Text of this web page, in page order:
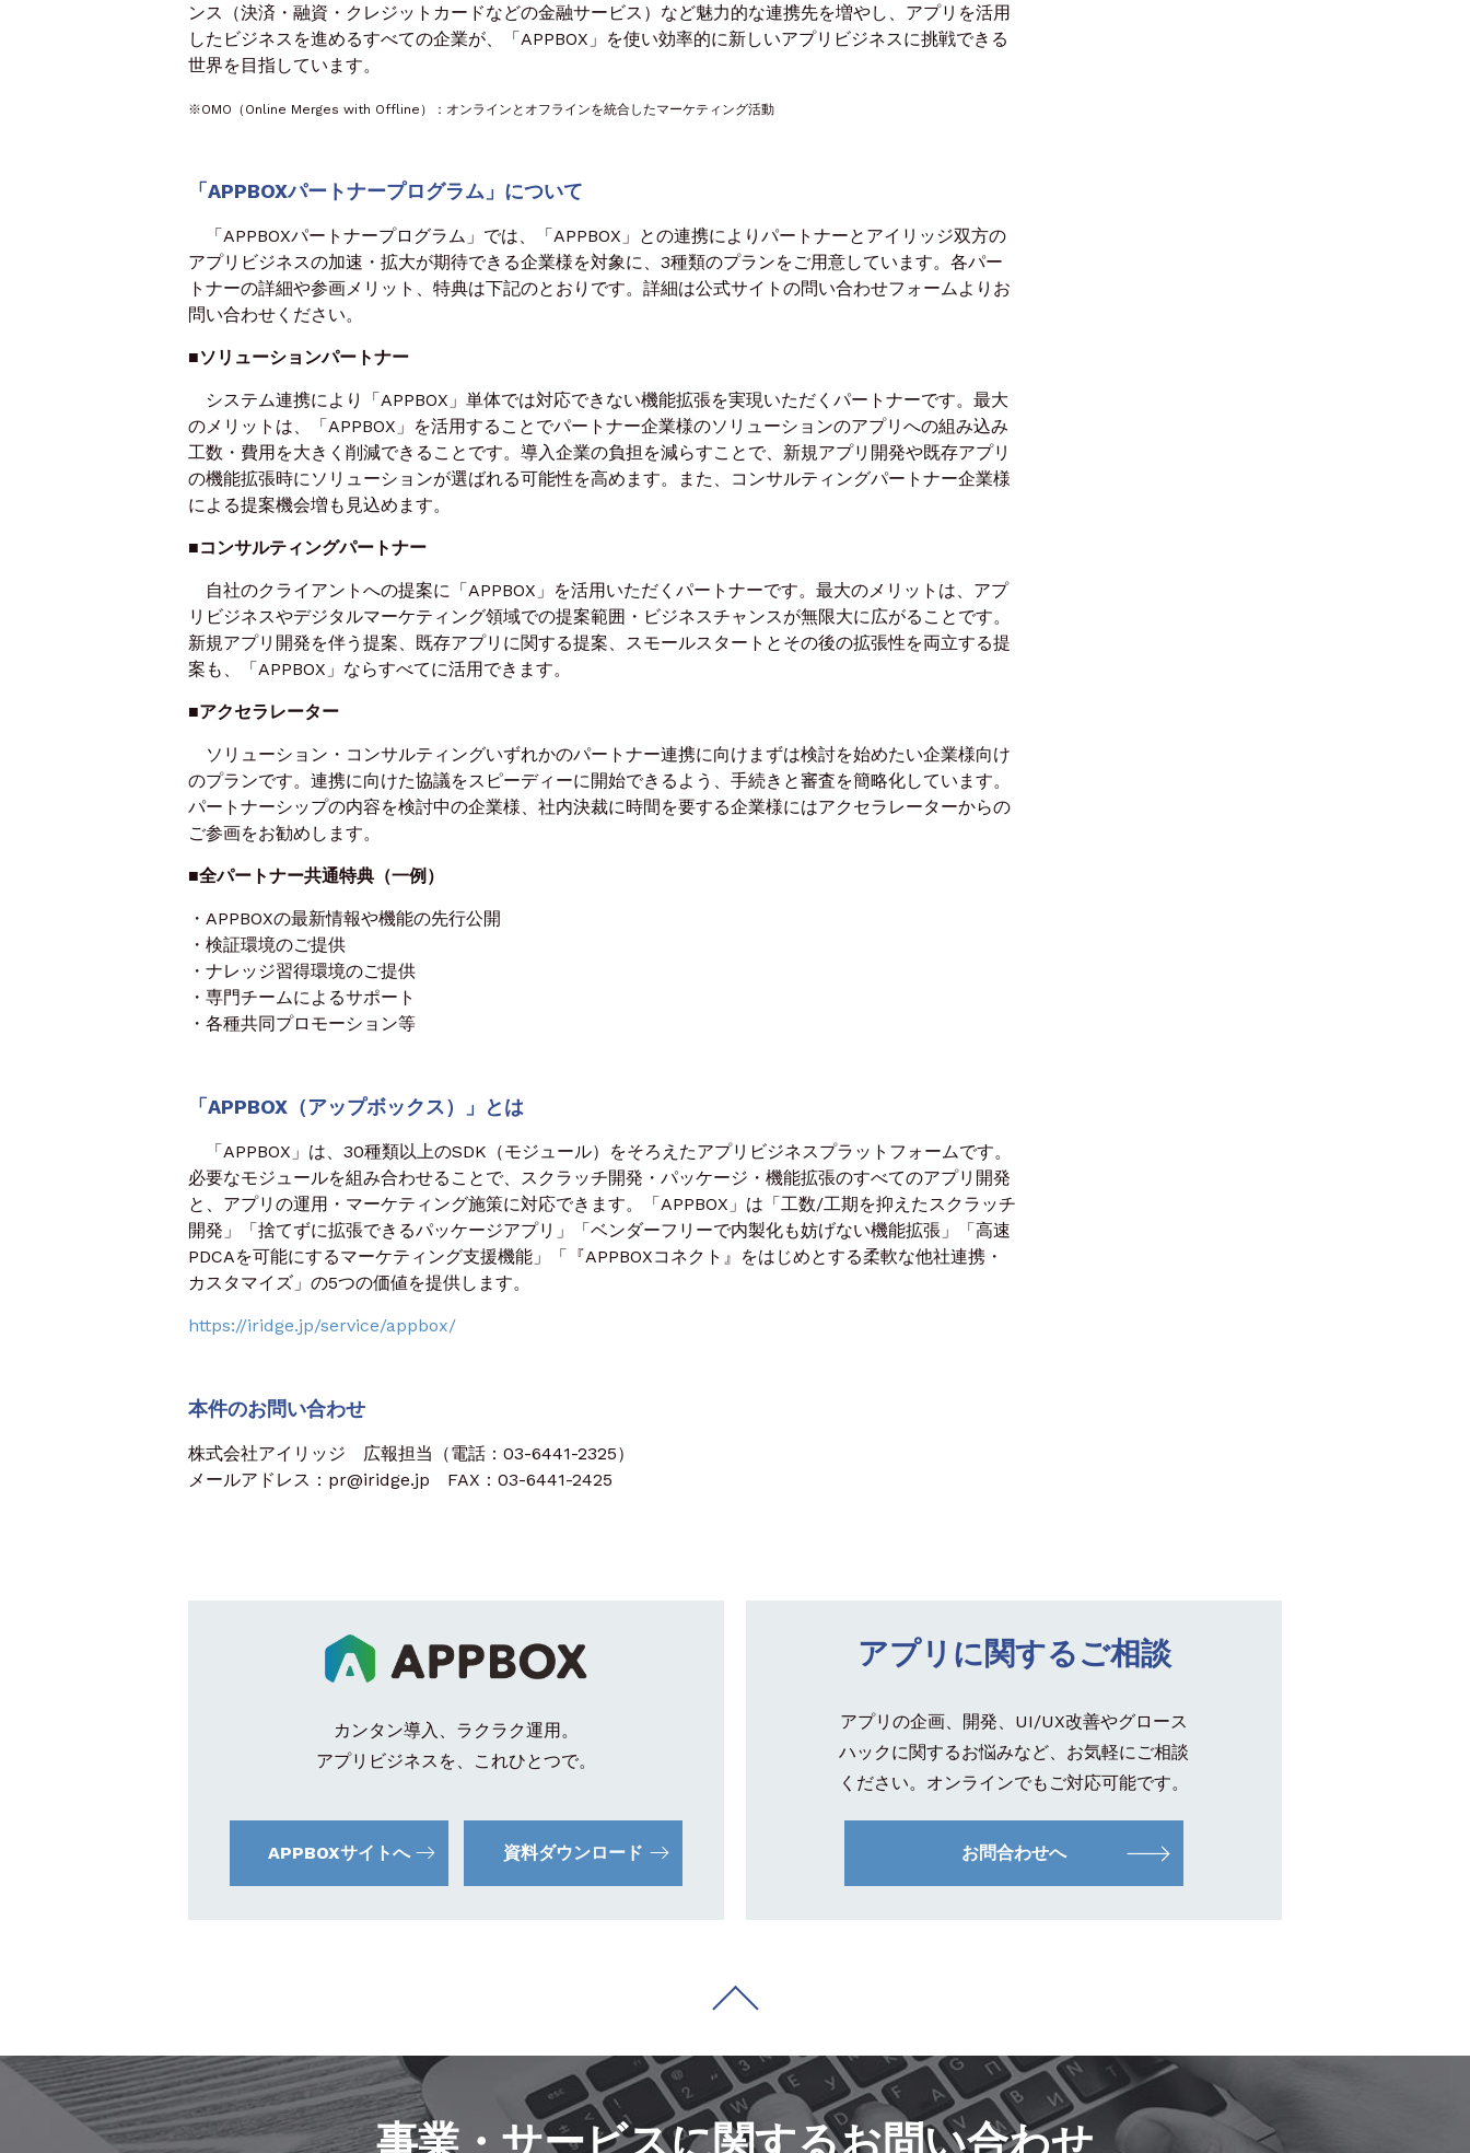
ンス（決済・融資・クレジットカードなどの金融サービス）など魅力的な連携先を増やし、アプリを活用
したビジネスを進めるすべての企業が、「APPBOX」を使い効率的に新しいアプリビジネスに挑戦できる
世界を目指しています。
※OMO（Online Merges with Offline）：オンラインとオフラインを統合したマーケティング活動
「APPBOXパートナープログラム」について
「APPBOXパートナープログラム」では、「APPBOX」との連携によりパートナーとアイリッジ双方の
アプリビジネスの加速・拡大が期待できる企業様を対象に、3種類のプランをご用意しています。各パー
トナーの詳細や参画メリット、特典は下記のとおりです。詳細は公式サイトの問い合わせフォームよりお
問い合わせください。
■ソリューションパートナー
システム連携により「APPBOX」単体では対応できない機能拡張を実現いただくパートナーです。最大
のメリットは、「APPBOX」を活用することでパートナー企業様のソリューションのアプリへの組み込み
工数・費用を大きく削減できることです。導入企業の負担を減らすことで、新規アプリ開発や既存アプリ
の機能拡張時にソリューションが選ばれる可能性を高めます。また、コンサルティングパートナー企業様
による提案機会増も見込めます。
■コンサルティングパートナー
自社のクライアントへの提案に「APPBOX」を活用いただくパートナーです。最大のメリットは、アプ
リビジネスやデジタルマーケティング領域での提案範囲・ビジネスチャンスが無限大に広がることです。
新規アプリ開発を伴う提案、既存アプリに関する提案、スモールスタートとその後の拡張性を両立する提
案も、「APPBOX」ならすべてに活用できます。
■アクセラレーター
ソリューション・コンサルティングいずれかのパートナー連携に向けまずは検討を始めたい企業様向け
のプランです。連携に向けた協議をスピーディーに開始できるよう、手続きと審査を簡略化しています。
パートナーシップの内容を検討中の企業様、社内決裁に時間を要する企業様にはアクセラレーターからの
ご参画をお勧めします。
■全パートナー共通特典（一例）
・APPBOXの最新情報や機能の先行公開
・検証環境のご提供
・ナレッジ習得環境のご提供
・専門チームによるサポート
・各種共同プロモーション等
「APPBOX（アップボックス）」とは
「APPBOX」は、30種類以上のSDK（モジュール）をそろえたアプリビジネスプラットフォームです。
必要なモジュールを組み合わせることで、スクラッチ開発・パッケージ・機能拡張のすべてのアプリ開発
と、アプリの運用・マーケティング施策に対応できます。「APPBOX」は「工数/工期を抑えたスクラッチ
開発」「捨てずに拡張できるパッケージアプリ」「ベンダーフリーで内製化も妨げない機能拡張」「高速
PDCAを可能にするマーケティング支援機能」「『APPBOXコネクト』をはじめとする柔軟な他社連携・
カスタマイズ」の5つの価値を提供します。
https://iridge.jp/service/appbox/
本件のお問い合わせ
株式会社アイリッジ 広報担当（電話：03-6441-2325）
メールアドレス：pr@iridge.jp FAX：03-6441-2425
カンタン導入、ラクラク運用。
アプリビジネスを、これひとつで。
APPBOXサイトへ 資料ダウンロード
アプリに関するご相談
アプリの企画、開発、UI/UX改善やグロース
ハックに関するお悩みなど、お気軽にご相談
ください。オンラインでもご対応可能です。
お問合わせへ
事業・サービスに関するお問い合わせ